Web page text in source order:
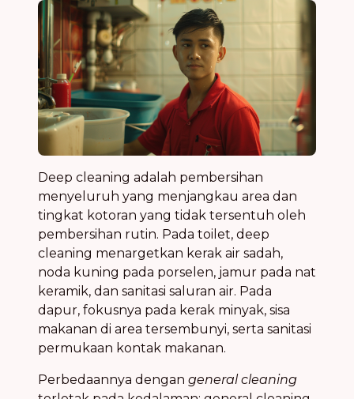
Deep cleaning adalah pembersihan
menyeluruh yang menjangkau area dan
tingkat kotoran yang tidak tersentuh oleh
pembersihan rutin. Pada toilet, deep
cleaning menargetkan kerak air sadah,
noda kuning pada porselen, jamur pada nat
keramik, dan sanitasi saluran air. Pada
dapur, fokusnya pada kerak minyak, sisa
makanan di area tersembunyi, serta sanitasi
permukaan kontak makanan.
Perbedaannya dengan general cleaning